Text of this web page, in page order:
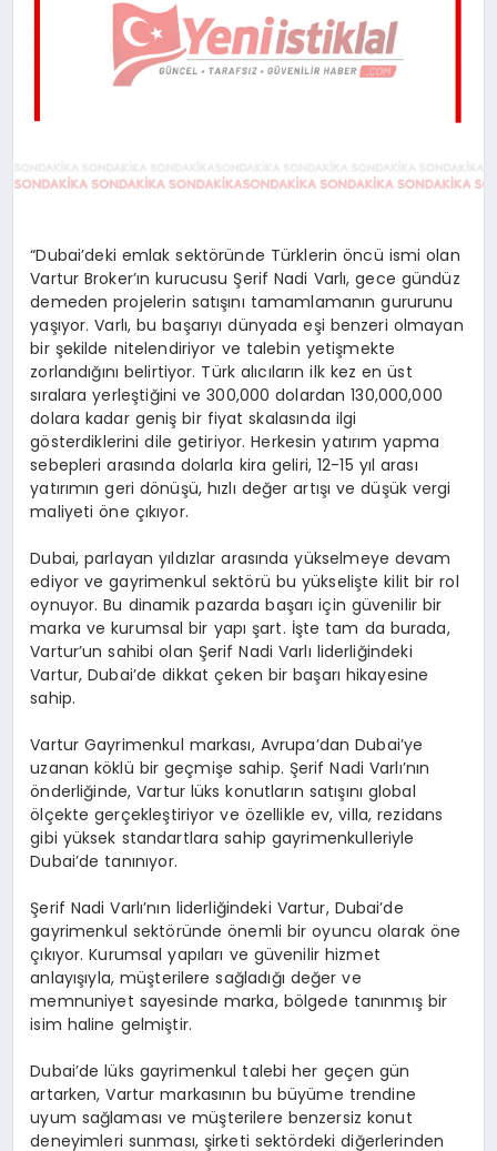
“Dubai’deki emlak sektöründe Türklerin öncü ismi olan
Vartur Broker’ın kurucusu Şerif Nadi Varlı, gece gündüz
demeden projelerin satışını tamamlamanın gururunu
yaşıyor. Varlı, bu başarıyı dünyada eşi benzeri olmayan
bir şekilde nitelendiriyor ve talebin yetişmekte
zorlandığını belirtiyor. Türk alıcıların ilk kez en üst
sıralara yerleştiğini ve 300,000 dolardan 130,000,000
dolara kadar geniş bir fiyat skalasında ilgi
gösterdiklerini dile getiriyor. Herkesin yatırım yapma
sebepleri arasında dolarla kira geliri, 12-15 yıl arası
yatırımın geri dönüşü, hızlı değer artışı ve düşük vergi
maliyeti öne çıkıyor.
Dubai, parlayan yıldızlar arasında yükselmeye devam
ediyor ve gayrimenkul sektörü bu yükselişte kilit bir rol
oynuyor. Bu dinamik pazarda başarı için güvenilir bir
marka ve kurumsal bir yapı şart. İşte tam da burada,
Vartur’un sahibi olan Şerif Nadi Varlı liderliğindeki
Vartur, Dubai’de dikkat çeken bir başarı hikayesine
sahip.
Vartur Gayrimenkul markası, Avrupa’dan Dubai’ye
uzanan köklü bir geçmişe sahip. Şerif Nadi Varlı’nın
önderliğinde, Vartur lüks konutların satışını global
ölçekte gerçekleştiriyor ve özellikle ev, villa, rezidans
gibi yüksek standartlara sahip gayrimenkulleriyle
Dubai’de tanınıyor.
Şerif Nadi Varlı’nın liderliğindeki Vartur, Dubai’de
gayrimenkul sektöründe önemli bir oyuncu olarak öne
çıkıyor. Kurumsal yapıları ve güvenilir hizmet
anlayışıyla, müşterilere sağladığı değer ve
memnuniyet sayesinde marka, bölgede tanınmış bir
isim haline gelmiştir.
Dubai’de lüks gayrimenkul talebi her geçen gün
artarken, Vartur markasının bu büyüme trendine
uyum sağlaması ve müşterilere benzersiz konut
deneyimleri sunması, şirketi sektördeki diğerlerinden